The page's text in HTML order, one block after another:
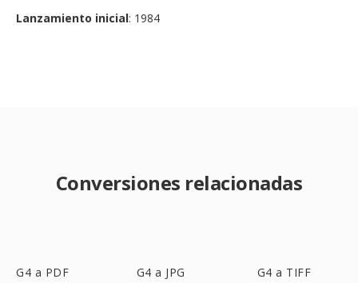
Lanzamiento inicial: 1984
Conversiones relacionadas
G4 a PDF G4 a JPG G4 a TIFF